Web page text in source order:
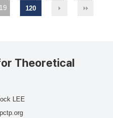
120
Theoretical
LEE